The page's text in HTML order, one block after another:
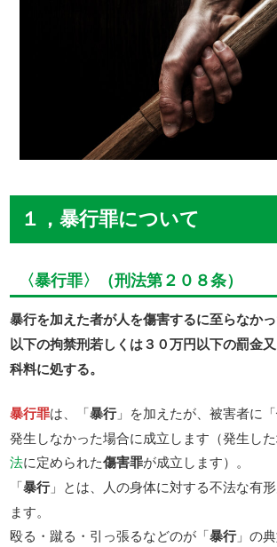
１，暴行罪について
〈暴行罪〉（刑法第２０８条）
暴行を加えた者が人を傷害するに至らなか
以下の拘禁刑若しくは３０万円以下の罰金
科料に処する。
暴行罪は、「暴行」を加えたが、被害者に「
発生しなかった場合に成立します（発生し
法に定められた傷害罪が成立します）。
「暴行」とは、人の身体に対する不法な有
ます。
殴る・蹴る・引っ張るなどのが「暴行」の典